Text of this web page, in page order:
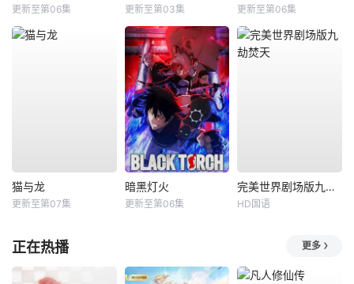
更新至第06集 更新至第03集 更新至第06集
猫与龙
更新至第07集
暗黑灯火
更新至第06集
完美世界剧场版九劫焚天
HD国语
正在热播 更多